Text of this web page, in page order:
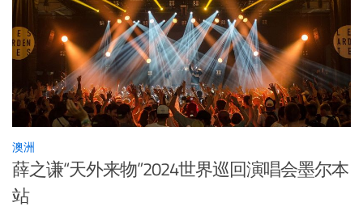
澳洲
薛之谦“天外来物”2024世界巡回演唱会墨尔本
站